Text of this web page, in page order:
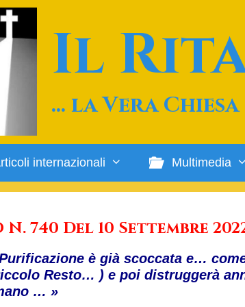
Il
… la Vera
internazionali Multimedia
N. 740 Del 10 Settembre
è già scoccata e…
Resto… ) e poi distruggerà
… »